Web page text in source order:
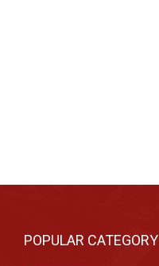
POPULAR CATEGORY